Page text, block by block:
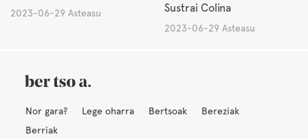
2023-06-29 Asteasu
Sustrai Colina
2023-06-29 Asteasu
Nor gara? Lege oharra Bertsoak
Bereziak
Berriak